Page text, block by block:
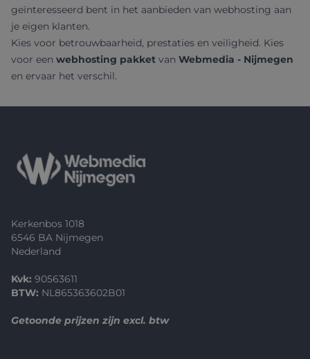
geïnteresseerd bent in het aanbieden van webhosting aan
je eigen klanten.
Kies voor betrouwbaarheid, prestaties en veiligheid. Kies
voor een webhosting pakket van Webmedia - Nijmegen
en ervaar het verschil.
Kerkenbos 1018
6546 BA Nijmegen
Nederland
Kvk: 90563611
BTW: NL865363602B01
Getoonde prijzen zijn excl. btw